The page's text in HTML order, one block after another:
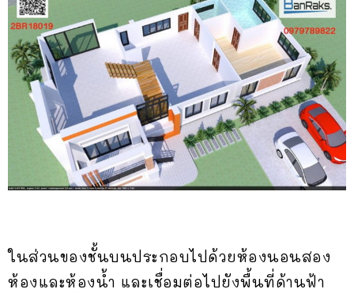
ในส่วนของชั้นบนประกอบไปด้วยห้องนอนสอง
ห้องและห้องน้ำ และเชื่อมต่อไปยังพื้นที่ด้านฟ้า